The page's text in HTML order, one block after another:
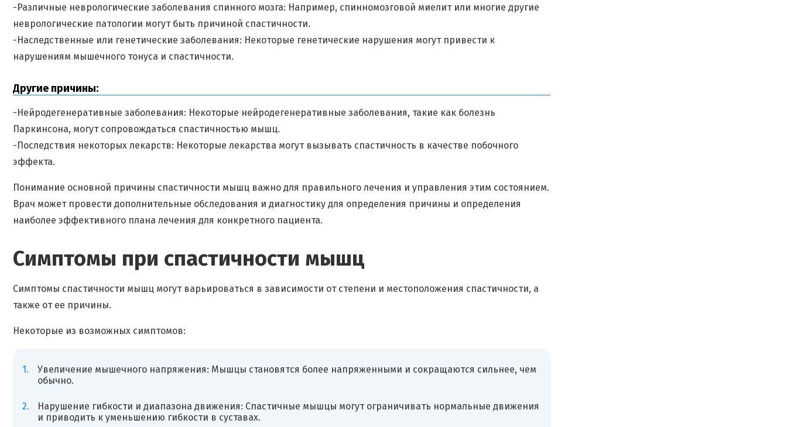
-Различные неврологические заболевания спинного мозга: Например, спинномозговой миелит или многие другие
неврологические патологии могут быть причиной спастичности.
-Наследственные или генетические заболевания: Некоторые генетические нарушения могут привести к
нарушениям мышечного тонуса и спастичности.
Другие причины:
-Нейродегенеративные заболевания: Некоторые нейродегенеративные заболевания, такие как болезнь
Паркинсона, могут сопровождаться спастичностью мышц.
-Последствия некоторых лекарств: Некоторые лекарства могут вызывать спастичность в качестве побочного
эффекта.
Понимание основной причины спастичности мышц важно для правильного лечения и управления этим состоянием.
Врач может провести дополнительные обследования и диагностику для определения причины и определения
наиболее эффективного плана лечения для конкретного пациента.
Симптомы при спастичности мышц
Симптомы спастичности мышц могут варьироваться в зависимости от степени и местоположения спастичности, а
также от ее причины.
Некоторые из возможных симптомов:
Увеличение мышечного напряжения: Мышцы становятся более напряженными и сокращаются сильнее, чем
обычно.
Нарушение гибкости и диапазона движения: Спастичные мышцы могут ограничивать нормальные движения
и приводить к уменьшению гибкости в суставах.